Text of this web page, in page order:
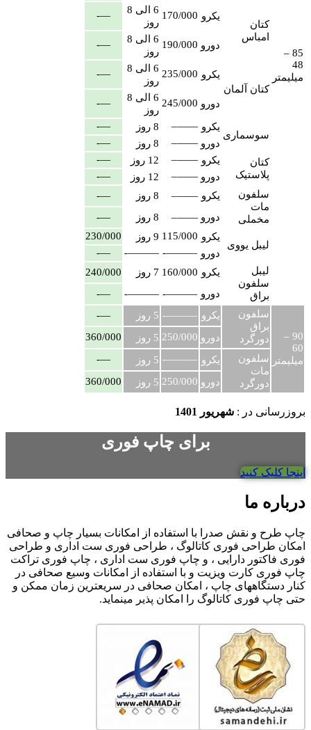
85 –
48
میلیمتر
کتان
امباس
یکرو 170/000
6 الی 8
روز
—-
دورو 190/000
6 الی 8
روز
—-
کتان آلمان
یکرو 235/000
6 الی 8
روز
—-
دورو 245/000
6 الی 8
روز
—-
سوسماری
یکرو ——– 8 روز
—-
دورو ——– 8 روز
—-
کتان
پلاستیک
یکرو ——– 12 روز
—-
دورو ——– 12 روز
—-
سلفون
مات
مخملی
یکرو ——– 8 روز
—-
دورو ——– 8 روز —-
لیبل یووی
یکرو 115/000 9 روز
230/000
دورو ———-
———-
—-
لیبل
سلفون
براق
یکرو 160/000 7 روز
240/000
دورو ———-
———-
—-
90 –
60
میلیمتر
سلفون
براق
دورگرد
یکرو ———- 5 روز
—-
دورو 250/000 5 روز
360/000
سلفون
مات
دورگرد
یکرو ———- 5 روز —-
دورو 250/000 5 روز 360/000
بروزرسانی در : شهریور 1401
برای چاپ فوری
اینجا کلیک کنید
درباره ما
چاپ طرح و نقش صدرا با استفاده از امکانات بسیار چاپ و صحافی
امکان طراحی فوری کاتالوگ ، طراحی فوری ست اداری و طراحی
فوری فاکتور دارایی ، و چاپ فوری ست اداری ، چاپ فوری تراکت
چاپ فوری کارت ویزیت و با استفاده از امکانات وسیع صحافی در
کنار دستگاههای چاپ ، امکان صحافی در سریعترین زمان ممکن و
حتی چاپ فوری کاتالوگ را امکان پذیر مینماید.